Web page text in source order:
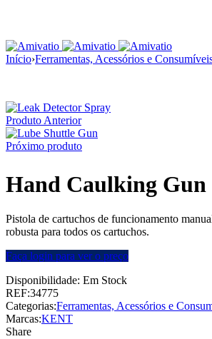
Início›Ferramentas, Acessórios e
Produto Anterior
Próximo produto
Hand Caulking Gun
Pistola de cartuchos de funcionamento
robusta para todos os cartuchos.
Faça login para ver o preço
Disponibilidade: Em Stock
REF:34775
Categorias:Ferramentas, Acessórios e
Marcas:KENT
Share